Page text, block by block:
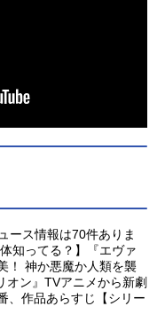
ャスト碇シンジ：緒
赤木リツコ：山...
永哲哉鈴原ヒカリ：
日向マコト：優希比
大塚明夫鈴原サク
持リョウジ：山寺宏
（少年）：内山昂輝
ぐみ碇シンジ（大
オン』公式サイト
ース情報は70件ありま
知ってる？】『エヴァ
！ 神か悪魔か人類を襲
オン』TVアニメから新劇
作品あらすじ【シリー